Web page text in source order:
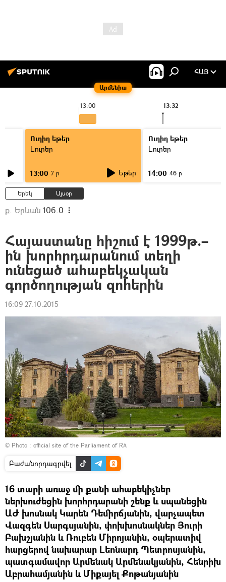
Արմենիա
ՀԱՅ
13:00 13:32
Ուղիղ եթեր
Լուրեր
13:00 7 ր Եթեր
Ուղիղ եթեր
Լուրեր
14:00 46 ր
Երեկ Այսօր
ք. Երևան 106.0
Հայաստանը հիշում է 1999թ.–
ին խորհրդարանում տեղի
ունեցած ահաբեկչական
գործողության զոհերին
16:09 27.10.2015
© Photo : official site of the Parliament of RA
Բաժանորդագրվել
16 տարի առաջ մի քանի ահաբեկիչներ
ներխուժեցին խորհրդարանի շենք և սպանեցին
ԱԺ խոսնակ Կարեն Դեմիրճյանին, վարչապետ
Վազգեն Սարգսյանին, փոխխոսնակներ Յուրի
Բախշյանին և Ռուբեն Միրոյանին, օպերատիվ
հարցերով նախարար Լեոնարդ Պետրոսյանին,
պատգամավոր Արմենակ Արմենակյանին, Հենրիխ
Աբրահամյանին և Միքայել Քոթանյանին